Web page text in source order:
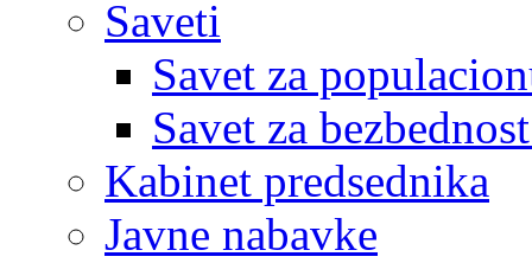
Saveti
Savet za
Savet za
Kabinet predsednika
Javne nabavke